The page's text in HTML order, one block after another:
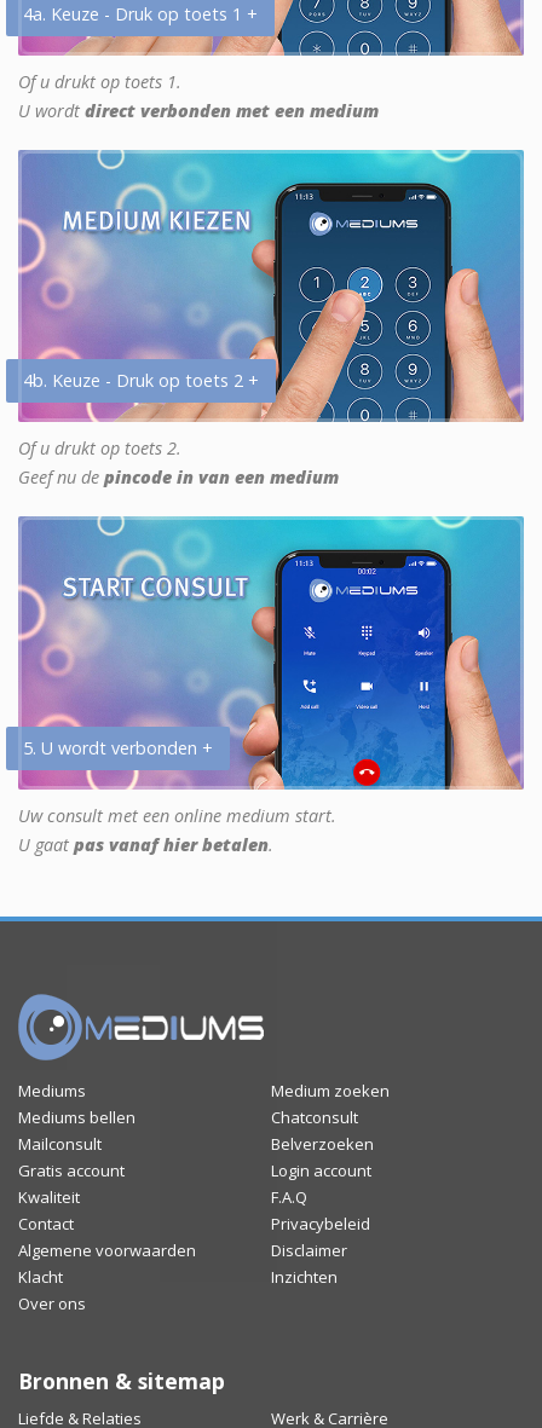
4a. Keuze - Druk op toets 1 +
Of u drukt op toets 1.
U wordt direct verbonden met een medium
4b. Keuze - Druk op toets 2 +
Of u drukt op toets 2.
Geef nu de pincode in van een medium
5. U wordt verbonden +
Uw consult met een online medium start.
U gaat pas vanaf hier betalen.
Mediums
Medium zoeken
Mediums bellen
Chatconsult
Mailconsult
Belverzoeken
Gratis account
Login account
Kwaliteit
F.A.Q
Contact
Privacybeleid
Algemene voorwaarden
Disclaimer
Klacht
Inzichten
Over ons
Bronnen & sitemap
Liefde & Relaties Werk & Carrière